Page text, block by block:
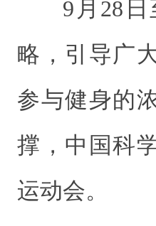
9月28日
略，引导广
参与健身的
撑，中国科
运动会。